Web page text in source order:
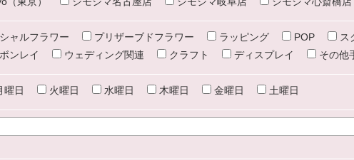
ャルフラワー プリザーブドフラワー ラッピング POP
ス
ンレイ
ウェディング関連 クラフト ディスプレイ その他
曜日 火曜日 水曜日 木曜日 金曜日 土曜日